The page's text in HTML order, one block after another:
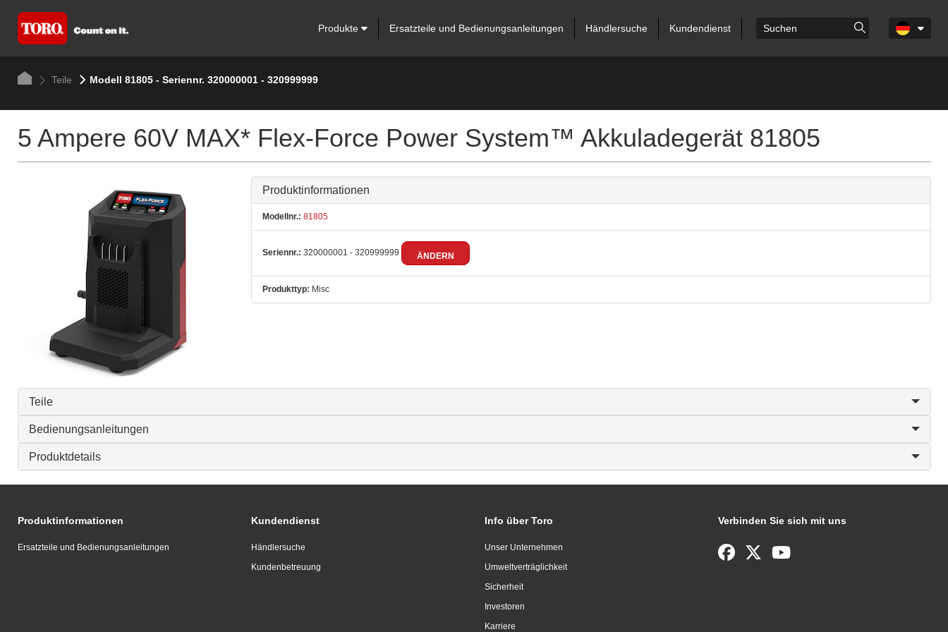
Produkte Ersatzteile und Bedienungsanleitungen Händlersuche Kundendienst
Teile Modell 81805 - Seriennr. 320000001 - 320999999
5 Ampere 60V MAX* Flex-Force Power System™ Akkuladegerät 81805
Produktinformationen
Modellnr.: 81805
Seriennr.: 320000001 - 320999999 ÄNDERN
Produkttyp: Misc
Teile
Bedienungsanleitungen
Produktdetails
Produktinformationen
Ersatzteile und Bedienungsanleitungen
Kundendienst
Händlersuche
Kundenbetreuung
Info über Toro
Unser Unternehmen
Umweltverträglichkeit
Sicherheit
Investoren
Karriere
Verbinden Sie sich mit uns